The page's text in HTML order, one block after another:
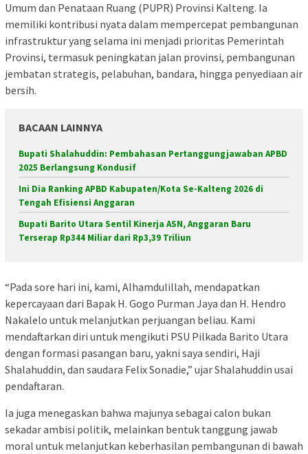
Umum dan Penataan Ruang (PUPR) Provinsi Kalteng. Ia
memiliki kontribusi nyata dalam mempercepat pembangunan
infrastruktur yang selama ini menjadi prioritas Pemerintah
Provinsi, termasuk peningkatan jalan provinsi, pembangunan
jembatan strategis, pelabuhan, bandara, hingga penyediaan air
bersih.
BACAAN LAINNYA
Bupati Shalahuddin: Pembahasan Pertanggungjawaban APBD
2025 Berlangsung Kondusif
Ini Dia Ranking APBD Kabupaten/Kota Se-Kalteng 2026 di
Tengah Efisiensi Anggaran
Bupati Barito Utara Sentil Kinerja ASN, Anggaran Baru
Terserap Rp344 Miliar dari Rp3,39 Triliun
“Pada sore hari ini, kami, Alhamdulillah, mendapatkan
kepercayaan dari Bapak H. Gogo Purman Jaya dan H. Hendro
Nakalelo untuk melanjutkan perjuangan beliau. Kami
mendaftarkan diri untuk mengikuti PSU Pilkada Barito Utara
dengan formasi pasangan baru, yakni saya sendiri, Haji
Shalahuddin, dan saudara Felix Sonadie,” ujar Shalahuddin usai
pendaftaran.
Ia juga menegaskan bahwa majunya sebagai calon bukan
sekadar ambisi politik, melainkan bentuk tanggung jawab
moral untuk melanjutkan keberhasilan pembangunan di bawah